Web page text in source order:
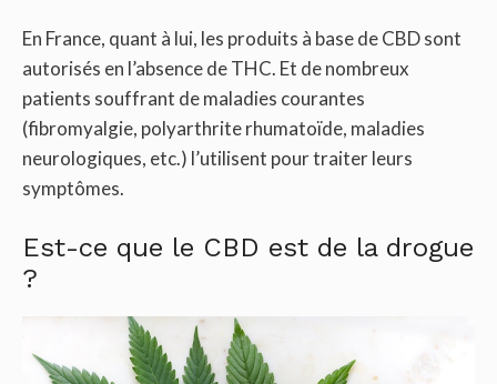
En France, quant à lui, les produits à base de CBD sont
autorisés en l’absence de THC. Et de nombreux
patients souffrant de maladies courantes
(fibromyalgie, polyarthrite rhumatoïde, maladies
neurologiques, etc.) l’utilisent pour traiter leurs
symptômes.
Est-ce que le CBD est de la drogue
?